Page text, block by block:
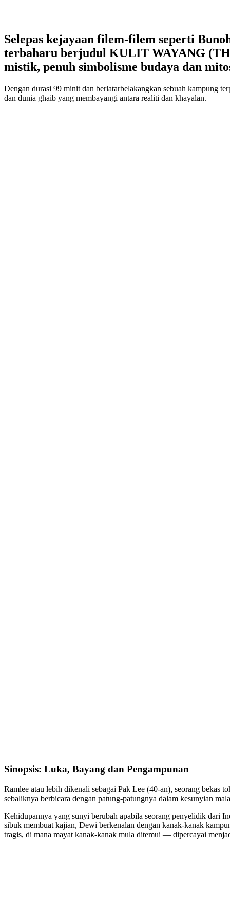
Selepas kejayaan filem-filem seperti
terbaharu berjudul KULIT WAYANG
mistik, penuh simbolisme budaya dan
Dengan durasi 99 minit dan berlatarbelakangkan sebuah kampung
dan dunia ghaib yang membayangi antara realiti dan khayalan.
Sinopsis: Luka, Bayang dan Pengampunan
Ramlee atau lebih dikenali sebagai Pak Lee (40-an), seorang bekas
sebaliknya berbicara dengan patung-patungnya dalam kesunyian
Kehidupannya yang sunyi berubah apabila seorang penyelidik dari
sibuk membuat kajian, Dewi berkenalan dengan kanak-kanak
tragis, di mana mayat kanak-kanak mula ditemui — dipercayai